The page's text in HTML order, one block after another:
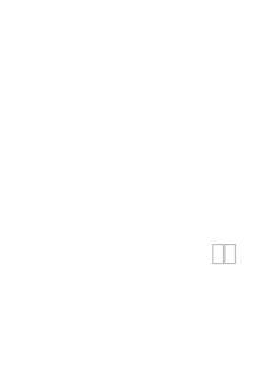
